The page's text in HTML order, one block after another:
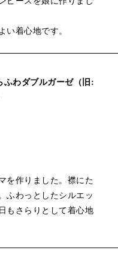
着心地です。
ふわダブルガーゼ（旧:
を作りました。襟にた
ふわっとしたシルエッ
もさらりとして着心地